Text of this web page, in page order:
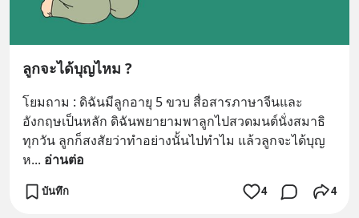
ลูกจะได้บุญไหม ?
โยมถาม : ดิฉันมีลูกอายุ 5 ขวบ สื่อสารภาษาจีนและ
อังกฤษเป็นหลัก ดิฉันพยายามพาลูกไปสวดมนต์นั่งสมาธิ
ทุกวัน ลูกก็สงสัยว่าทำอย่างนั้นไปทำไม แล้วลูกจะได้บุญ
ห... อ่านต่อ
บันทึก 4 4